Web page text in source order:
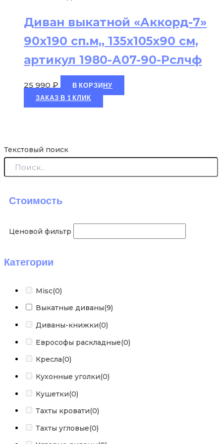
Текстовый поиск
Стоимость
Ценовой фильтр
Категории
Misc(0)
Выкатные диваны(9)
Диваны-книжки(0)
Еврософы раскладные(0)
Кресла(0)
Кухонные уголки(0)
Кушетки(0)
Тахты кровати(0)
Тахты угловые(0)
Диван выкатной «Аккорд-7»
90х190 сп.м,, 135х105х90 см,
артикул 1980-А07-90-Рслчф
25 990 ₽
В КОРЗИНУ
ЗАКАЗ В 1 КЛИК